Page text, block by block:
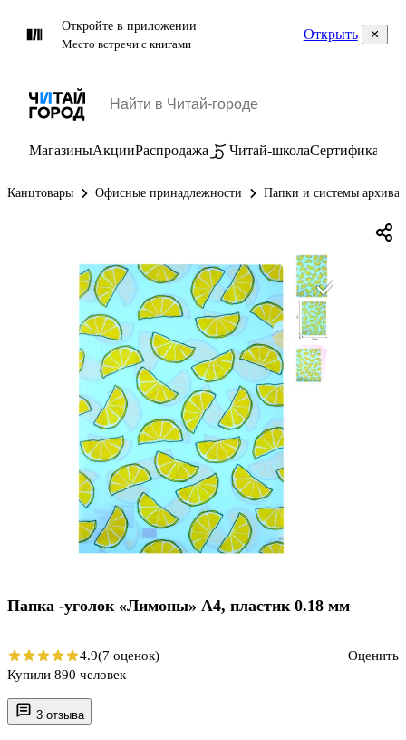
Откройте в приложении
Место встречи с книгами
Открыть
МагазиныАкцииРаспродажа Читай-школаСертификаты
Канцтовары Офисные принадлежности Папки и системы
3 отзыва
Папка -уголок «Лимоны» А4, пластик 0.18 мм
4.9(7 оценок)
Оценить
Купили 890 человек